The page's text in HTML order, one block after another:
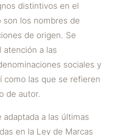
distintivos en el
los nombres de
de origen. Se
atención a las
sociales y
como las que se refieren
de autor.
a las últimas
en la Ley de Marcas